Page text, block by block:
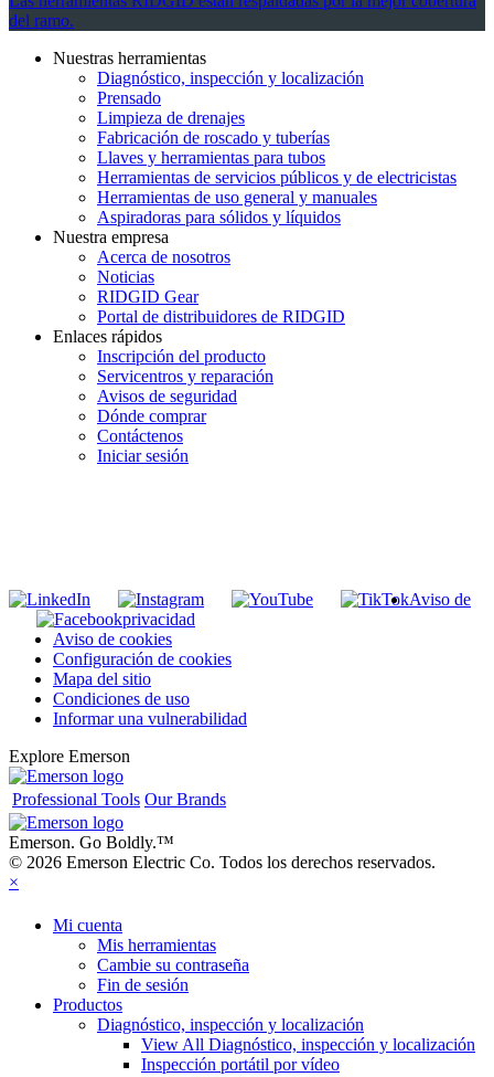
del ramo.
Nuestras herramientas
Diagnóstico, inspección y localización
Prensado
Limpieza de drenajes
Fabricación de roscado y tuberías
Llaves y herramientas para tubos
Herramientas de servicios públicos y de electricistas
Herramientas de uso general y manuales
Aspiradoras para sólidos y líquidos
Nuestra empresa
Acerca de nosotros
Noticias
RIDGID Gear
Portal de distribuidores de RIDGID
Enlaces rápidos
Inscripción del producto
Servicentros y reparación
Avisos de seguridad
Dónde comprar
Contáctenos
Iniciar sesión
Aviso de
privacidad
Aviso de cookies
Configuración de cookies
Mapa del sitio
Condiciones de uso
Informar una vulnerabilidad
Explore Emerson
Professional Tools Our Brands
Emerson. Go Boldly.™
© 2026 Emerson Electric Co. Todos los derechos reservados.
×
Mi cuenta
Mis herramientas
Cambie su contraseña
Fin de sesión
Productos
Diagnóstico, inspección y localización
View All Diagnóstico, inspección y localización
Inspección portátil por vídeo